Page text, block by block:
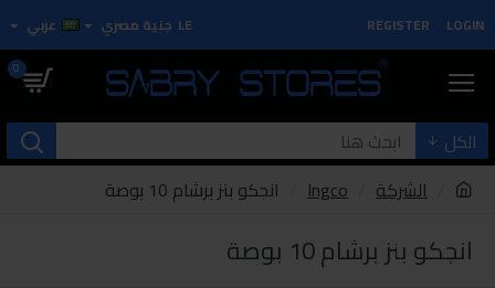
LOGIN
REGISTER
LE جنية مصري عربي
0
الكل
الشركة
Ingco انجكو بنز برشام 10 بوصة
انجكو بنز برشام 10 بوصة